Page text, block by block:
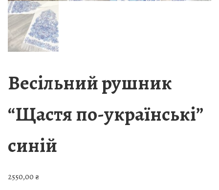
Весільний рушник
“Щастя по-українські”
синій
2550,00₴